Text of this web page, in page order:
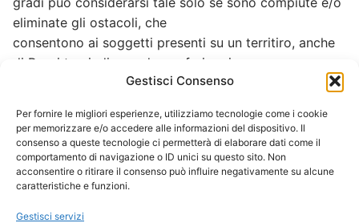
Gestisci Consenso
Per fornire le migliori esperienze, utilizziamo tecnologie come i cookie
per memorizzare e/o accedere alle informazioni del dispositivo. Il
consenso a queste tecnologie ci permetterà di elaborare dati come il
comportamento di navigazione o ID unici su questo sito. Non
acconsentire o ritirare il consenso può influire negativamente su alcune
caratteristiche e funzioni.
Gestisci servizi
eliminate gli ostacoli, che
consentono ai soggetti presenti su un territiro, anche
di Paesi terzi, di accedere e fruire ai
servizi del S,S,N; in tal modo si assicurano condizioni
società democratica,
PARTNER
SOGGETTO AFRICA
CENTRO FIOR DI PRUGNA ASL FIRENZE